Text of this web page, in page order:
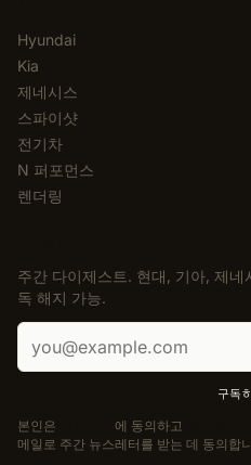
Hyundai
Kia
제네시스
스파이샷
전기차
N 퍼포먼스
렌더링
주간 다이제스트. 현대, 기아, 제
독 해지 가능.
이메일 주소
구독
본인은 에 동의하고
메일로 주간 뉴스레터를 받는 데 동의합